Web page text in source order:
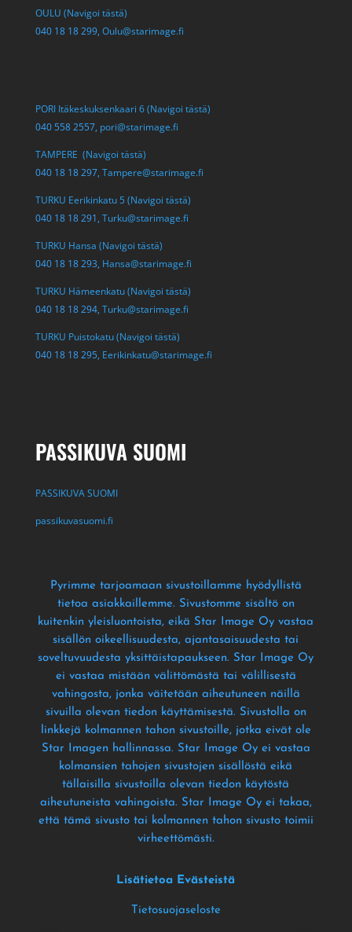
OULU (Navigoi tästä)
040 18 18 299, Oulu@starimage.fi
PORI Itäkeskuksenkaari 6 (Navigoi tästä)
040 558 2557, pori@starimage.fi
TAMPERE (Navigoi tästä)
040 18 18 297, Tampere@starimage.fi
TURKU Eerikinkatu 5 (Navigoi tästä)
040 18 18 291, Turku@starimage.fi
TURKU Hansa (Navigoi tästä)
040 18 18 293, Hansa@starimage.fi
TURKU Hämeenkatu (Navigoi tästä)
040 18 18 294, Turku@starimage.fi
TURKU Puistokatu (Navigoi tästä)
040 18 18 295, Eerikinkatu@starimage.fi
PASSIKUVA SUOMI
PASSIKUVA SUOMI
passikuvasuomi.fi
Pyrimme tarjoamaan sivustoillamme hyödyllistä
tietoa asiakkaillemme. Sivustomme sisältö on
kuitenkin yleisluontoista, eikä Star Image Oy vastaa
sisällön oikeellisuudesta, ajantasaisuudesta tai
soveltuvuudesta yksittäistapaukseen. Star Image Oy
ei vastaa mistään välittömästä tai välillisestä
vahingosta, jonka väitetään aiheutuneen näillä
sivuilla olevan tiedon käyttämisestä. Sivustolla on
linkkejä kolmannen tahon sivustoille, jotka eivät ole
Star Imagen hallinnassa. Star Image Oy ei vastaa
kolmansien tahojen sivustojen sisällöstä eikä
tällaisilla sivustoilla olevan tiedon käytöstä
aiheutuneista vahingoista. Star Image Oy ei takaa,
että tämä sivusto tai kolmannen tahon sivusto toimii
virheettömästi.
Lisätietoa Evästeistä
Tietosuojaseloste